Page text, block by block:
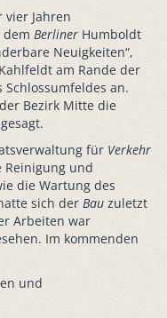
vier Jahren
Berliner Humboldt
Neuigkeiten“,
am Rande der
an.
Bezirk Mitte die
für Verkehr
und
die Wartung des
sich der Bau zuletzt
Arbeiten war
Im kommenden
und